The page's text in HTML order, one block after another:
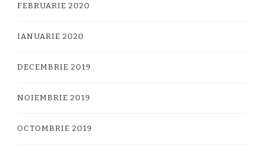
FEBRUARIE 2020
IANUARIE 2020
DECEMBRIE 2019
NOIEMBRIE 2019
OCTOMBRIE 2019